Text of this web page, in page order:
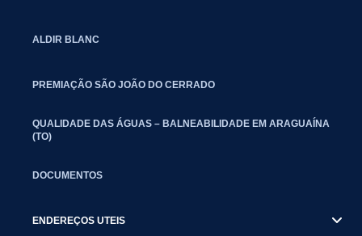
ALDIR BLANC
PREMIAÇÃO SÃO JOÃO DO CERRADO
QUALIDADE DAS ÁGUAS – BALNEABILIDADE EM ARAGUAÍNA
(TO)
DOCUMENTOS
ENDEREÇOS UTEIS